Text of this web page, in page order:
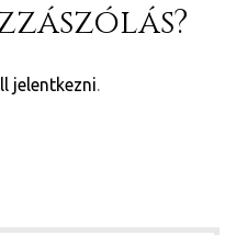
jelentkezni.